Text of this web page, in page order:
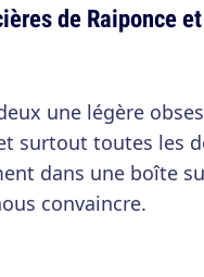
de Raiponce
une légère
surtout toutes les
dans une boîte
convaincre.